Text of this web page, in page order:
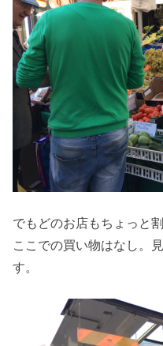
でもどのお店もちょっと
ここでの買い物はなし。
す。